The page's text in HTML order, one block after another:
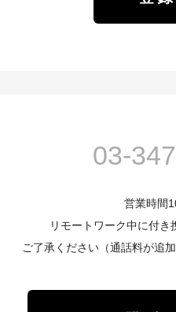
03-
営業時間
リモートワーク中に付き
ご了承ください（通話料が追